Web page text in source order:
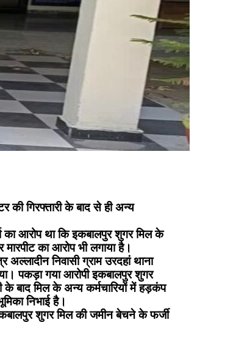
की गिरफ्तारी के बाद से ही अन्य
का आरोप था कि इकबालपुर शुगर मिल के
का आरोप भी लगाया है।
निवासी ग्राम उरदहां थाना
पकड़ा गया आरोपी इकबालपुर शुगर
के बाद मिल के अन्य कर्मचारियों में हड़कंप
निभाई है।
शुगर मिल की जमीन बेचने के फर्जी